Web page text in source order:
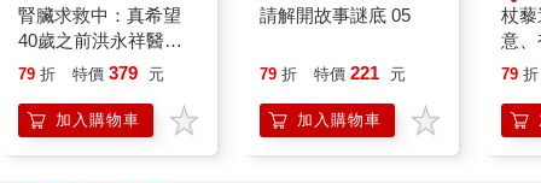
腎臟求救中：真希望
40歲之前洪永祥醫師
就告訴我這些事
79 折 特價 379 元
加入購物車
請解開故事謎底 05
79 折 特價 221 元
加入購物車
杖
意
恭
79 折